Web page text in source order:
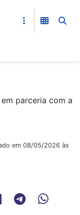
parceria com a
em 08/05/2026 às